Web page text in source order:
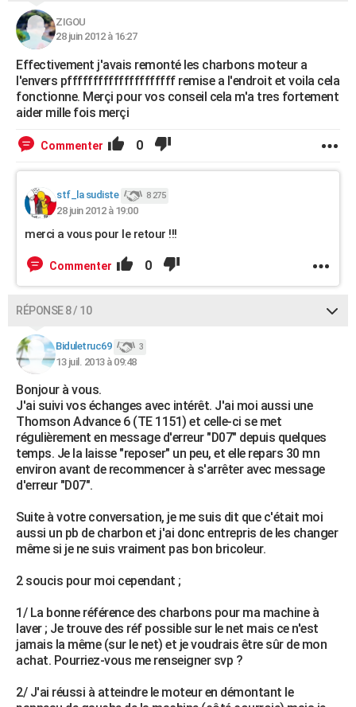
ZIGOU
28 juin 2012 à 16:27
Effectivement j'avais remonté les charbons moteur a
l'envers pfffffffffffffffffffff remise a l'endroit et voila cela
fonctionne. Merçi pour vos conseil cela m'a tres fortement
aider mille fois merçi
Commenter 0
stf_la sudiste 8 275
28 juin 2012 à 19:00
merci a vous pour le retour !!!
Commenter 0
RÉPONSE 8 / 10
Biduletruc69 3
13 juil. 2013 à 09:48
Bonjour à vous.
J'ai suivi vos échanges avec intérêt. J'ai moi aussi une
Thomson Advance 6 (TE 1151) et celle-ci se met
régulièrement en message d'erreur "D07" depuis quelques
temps. Je la laisse "reposer" un peu, et elle repars 30 mn
environ avant de recommencer à s'arrêter avec message
d'erreur "D07".
Suite à votre conversation, je me suis dit que c'était moi
aussi un pb de charbon et j'ai donc entrepris de les changer
même si je ne suis vraiment pas bon bricoleur.
2 soucis pour moi cependant ;
1/ La bonne référence des charbons pour ma machine à
laver ; Je trouve des réf possible sur le net mais ce n'est
jamais la même (sur le net) et je voudrais être sûr de mon
achat. Pourriez-vous me renseigner svp ?
2/ J'ai réussi à atteindre le moteur en démontant le